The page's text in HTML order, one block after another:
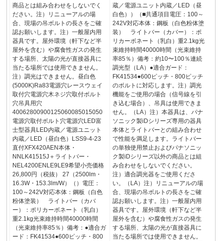
商品とは組み合わせをしないでく
ださい。注）リニューアルの場
合、現場の吊ボルトの長さをご確
認お願いします。注）一般屋内用
器具です。屋外環境（軒下など半
屋外を含む）や腐食性ガスの発生
する場所、太陽の光が直接器具に
当たる場所では使用できません。
注）調光はできません。昼白色
(5000K)Ra83電源穴レースウェイ
取付穴電源穴木ネジ穴取付ボルト
穴吊具用穴
40062800900125060085015050
電源穴取付ボルト穴電源穴LED富
士型器具LED内蔵／電源ユニット
内蔵／LED（昼白色）LSS9-4-23
直付XFX420AEN本体・
NNLK41515J＋ライトバー・
NEL4200ENLE9LE9希望小売価格
26,800円（税抜） 27（2500lm・
16.3W・153.3lm/W）（）電圧：
100～242V対応本体：鋼板（白色
粉体塗装） ライトバー（カバ
ー）：ポリカーボネート（乳白）
重2.1kg光束維持時間40000時間
（光束維持率85％）備考：●適合ガ
ード：FK41534●600ピッチ・800
蔵／電源ユニット内蔵／LED（昼
白色））（■共通項目電圧：100～
242V対応本体：鋼板（白色粉体塗
装） ライトバー（カバー）：ポ
リカーボネート（乳白）重2.1kg光
束維持時間40000時間（光束維持
率85％）備考：約10〜100％連続
調光型（LA）●適合ガード：
FK41534●600ピッチ・800ピッチ
のボルトに対応します。注）調光
機能をご使用の場合（信号線を引
き込む場合）、吊具は使用できま
せん。（LA）注）本器具は、パナ
ソニック製iDシリーズ専用の器具
本体とライトバーとの組み合わせ
で性能を満足します。ライトバー
の単独使用禁止およびパナソニッ
ク製iDシリーズ以外の商品とは組
み合わせをしないでください。
注）適合調光器をご使用くださ
い。（LA）注）リニューアルの場
合、現場の吊ボルトの長さをご確
認お願いします。注）一般屋内用
器具です。屋外環境（軒下など半
屋外を含む）や腐食性ガスの発生
する場所、太陽の光が直接器具に
当たる場所では使用できません。